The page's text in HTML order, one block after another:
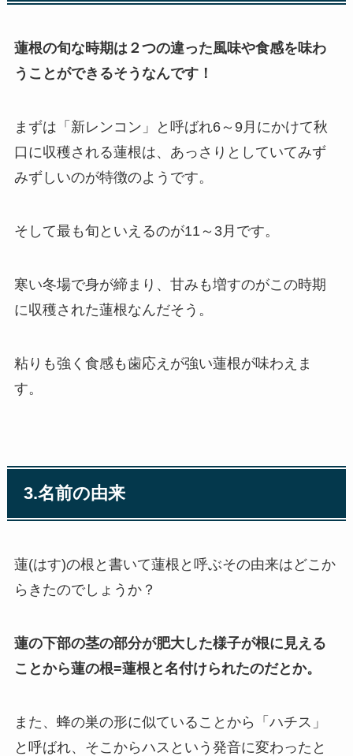
蓮根の旬な時期は２つの違った風味や食感を味わ
うことができるそうなんです！
まずは 「新レンコン」と呼ばれ6～ 9月 にかけて秋
口に収穫される蓮根は、あっさりとしていてみず
みずしいのが特徴のようです。
そして最も旬といえるのが11～ 3月 です。
寒い冬場で身が締まり、甘みも増すのがこの時期
に収穫された蓮根なんだそう。
粘りも強く食感も歯応えが強い蓮根が味わえま
す。
3.名前の由来
蓮(はす)の根と書いて蓮根と呼ぶその由来はどこか
らきたのでしょうか？
蓮の下部の茎の部分が肥大した様子が根に見える
ことから蓮の根=蓮根と名付けられたのだとか。
また、蜂の巣の形に似ていることから「ハチス」
と呼ばれ、そこからハスという発音に変わったと